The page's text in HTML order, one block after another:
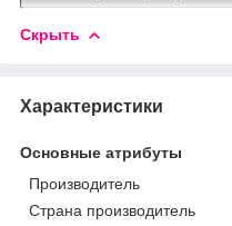
Скрыть
Характеристики
Основные атрибуты
Производитель
Страна производитель